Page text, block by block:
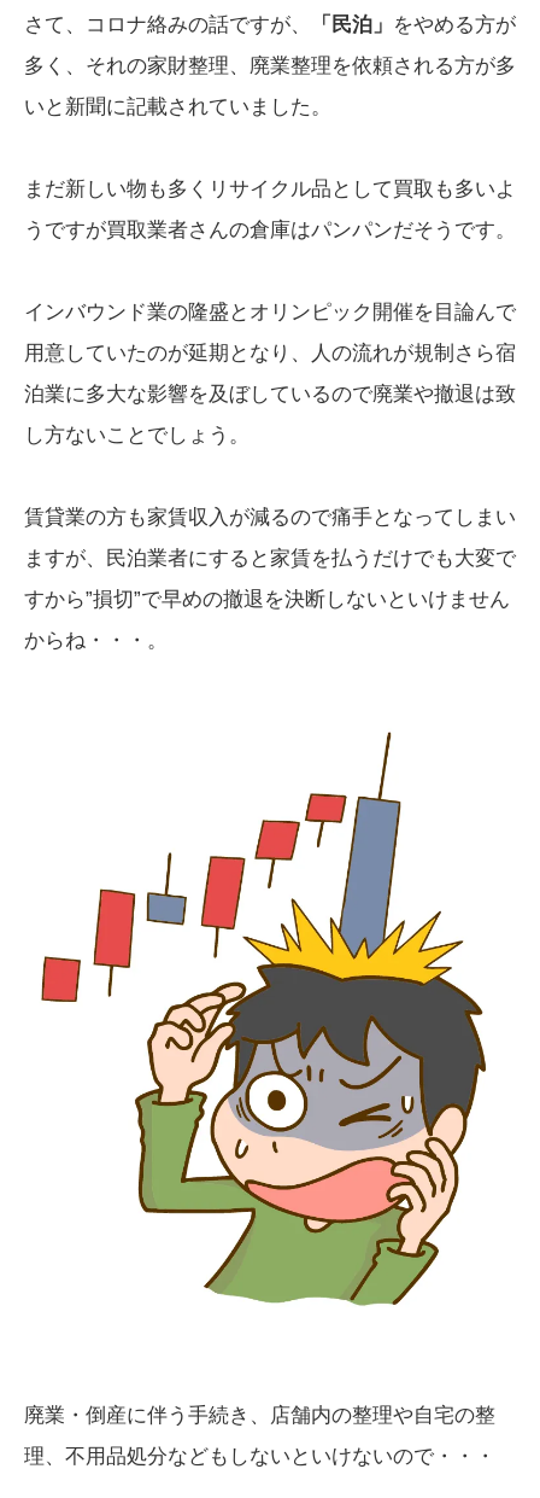
さて、コロナ絡みの話ですが、 「民泊」 をやめる方が
多く、それの家財整理、廃業整理を依頼される方が多
いと新聞に記載されていました。
まだ新しい物も多くリサイクル品として買取も多いよ
うですが買取業者さんの倉庫はパンパンだそうです。
インバウンド業の隆盛とオリンピック開催を目論んで
用意していたのが延期となり、人の流れが規制さら宿
泊業に多大な影響を及ぼしているので廃業や撤退は致
し方ないことでしょう。
賃貸業の方も家賃収入が減るので痛手となってしまい
ますが、民泊業者にすると家賃を払うだけでも大変で
すから”損切”で早めの撤退を決断しないといけません
からね・・・。
廃業・倒産に伴う手続き、店舗内の整理や自宅の整
理、不用品処分などもしないといけないので・・・